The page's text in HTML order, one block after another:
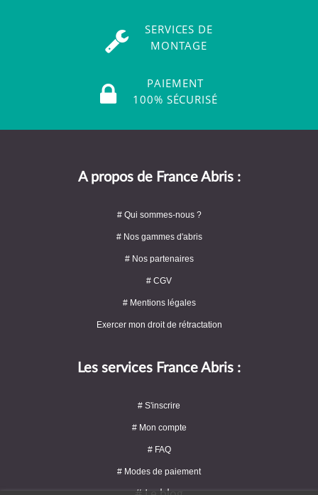
SERVICES DE
MONTAGE
PAIEMENT
100% SÉCURISÉ
A propos de France Abris :
# Qui sommes-nous ?
# Nos gammes d'abris
# Nos partenaires
# CGV
# Mentions légales
Exercer mon droit de rétractation
Les services France Abris :
# S'inscrire
# Mon compte
# FAQ
# Modes de paiement